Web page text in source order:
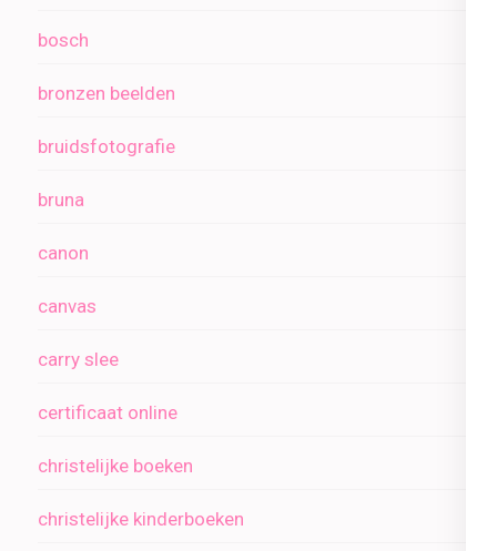
bosch
bronzen beelden
bruidsfotografie
bruna
canon
canvas
carry slee
certificaat online
christelijke boeken
christelijke kinderboeken